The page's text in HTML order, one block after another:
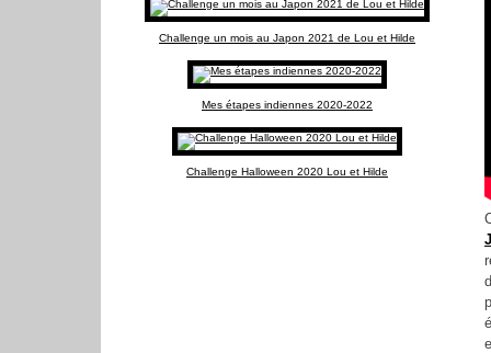
Challenge un mois au Japon 2021 de Lou et Hilde
Mes étapes indiennes 2020-2022
Challenge Halloween 2020 Lou et Hilde